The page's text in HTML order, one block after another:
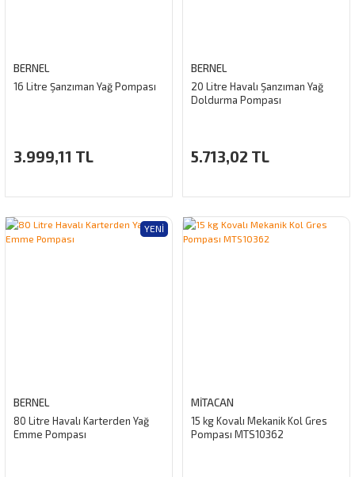
BERNEL
16 Litre Şanzıman Yağ Pompası
3.999,11 TL
BERNEL
20 Litre Havalı Şanzıman Yağ
Doldurma Pompası
5.713,02 TL
YENI
BERNEL
80 Litre Havalı Karterden Yağ
Emme Pompası
MİTACAN
15 kg Kovalı Mekanik Kol Gres
Pompası MTS10362